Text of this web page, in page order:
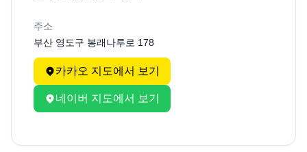
주소
부산 영도구 봉래나루로 178
카카오 지도에서 보기
네이버 지도에서 보기